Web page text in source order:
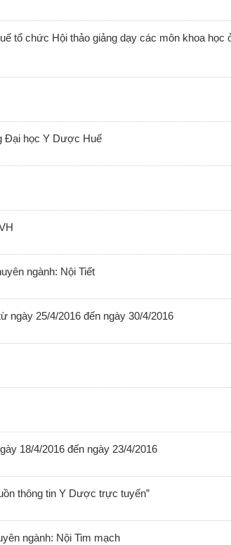
tổ chức Hội thảo giảng dạy các môn khoa học
Đại học Y Dược Huế
ngành: Nội Tiết
ngày 25/4/2016 đến ngày 30/4/2016
18/4/2016 đến ngày 23/4/2016
thông tin Y Dược trực tuyến”
ngành: Nội Tim mạch
Chân dung
Đăng nhập